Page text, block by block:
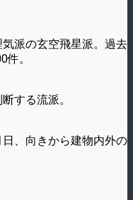
派の玄空飛星派。過去
。
する流派。
日、向きから建物内外の